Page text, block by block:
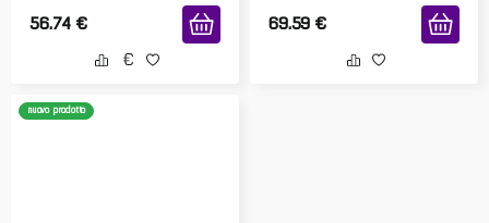
56.74 € 69.59 €
nuovo prodotto